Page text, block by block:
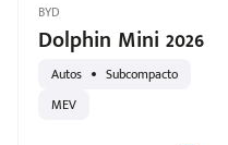
Dolphin Mini 2026
BYD
Autos
Subcompacto
MEV